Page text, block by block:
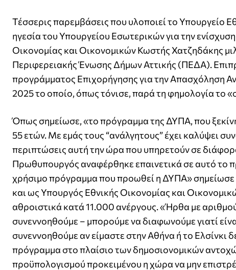
Τέσσερις παρεμβάσεις που υλοποιεί το Υπουργείο
ηγεσία του Υπουργείου Εσωτερικών για την
Οικονομίας και Οικονομικών Κωστής Χατζηδάκης
Περιφερειακής Ένωσης Δήμων Αττικής (ΠΕΔΑ).
προγράμματος Επιχορήγησης για την Απασχόληση
2025 το οποίο, όπως τόνισε, παρά τη φημολογία το
Όπως σημείωσε, «το πρόγραμμα της ΔΥΠΑ, που
55 ετών. Με εμάς τους “ανάλγητους” έχει καλύψει
περιπτώσεις αυτή την ώρα που υπηρετούν σε
Πρωθυπουργός αναφέρθηκε επαινετικά σε αυτό το
χρήσιμο πρόγραμμα που προωθεί η ΔΥΠΑ»
και ως Υπουργός Εθνικής Οικονομίας και
αθροιστικά κατά 11.000 ανέργους. «Ήρθα με
συνεννοηθούμε – μπορούμε να διαφωνούμε γιατί
συνεννοηθούμε αν είμαστε στην Αθήνα ή το Ελσίνκι
πρόγραμμα στο πλαίσιο των δημοσιονομικών
προϋπολογισμού προκειμένου η χώρα να μην